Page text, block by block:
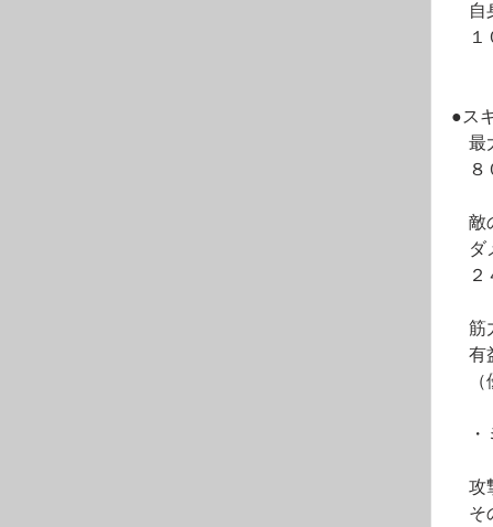
自
１
●ス
最
８
敵
ダ
２
筋
有
（
・
攻
そ